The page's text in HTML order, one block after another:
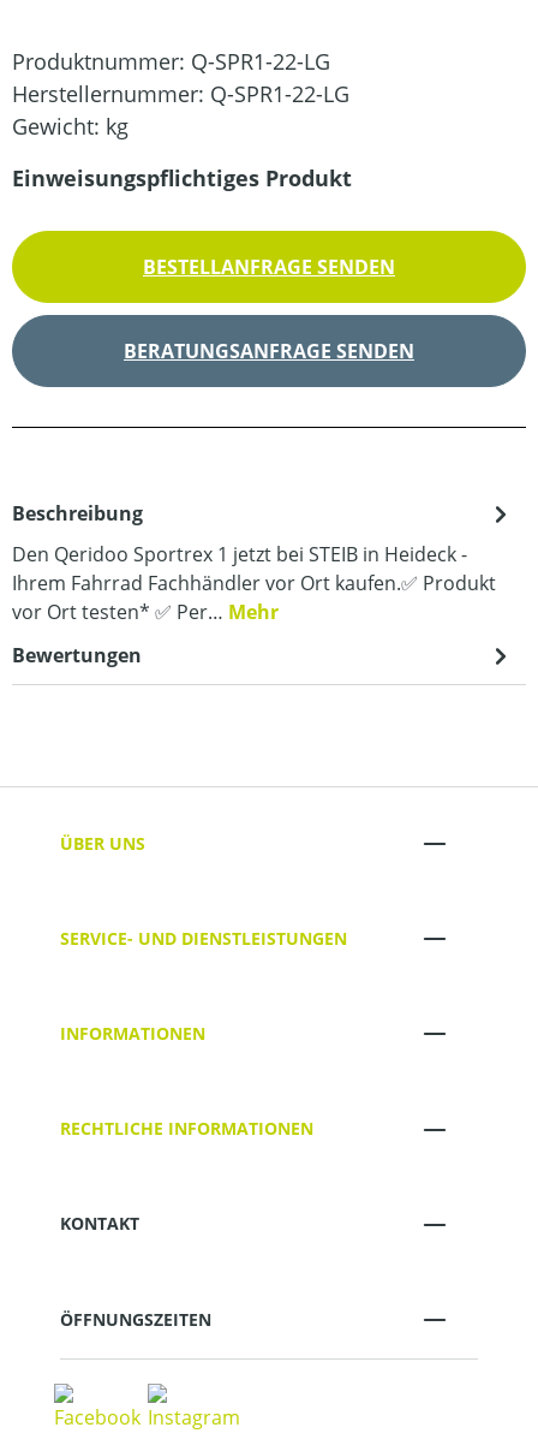
Produktnummer: Q-SPR1-22-LG
Herstellernummer: Q-SPR1-22-LG
Gewicht: kg
Einweisungspflichtiges Produkt
BESTELLANFRAGE SENDEN
BERATUNGSANFRAGE SENDEN
Beschreibung
Den Qeridoo Sportrex 1 jetzt bei STEIB in Heideck -
Ihrem Fahrrad Fachhändler vor Ort kaufen.✅ Produkt
vor Ort testen* ✅ Per… Mehr
Bewertungen
ÜBER UNS
SERVICE- UND DIENSTLEISTUNGEN
INFORMATIONEN
RECHTLICHE INFORMATIONEN
KONTAKT
ÖFFNUNGSZEITEN